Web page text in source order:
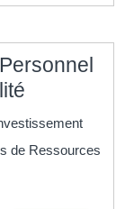
votre
Gestion
de Ressources